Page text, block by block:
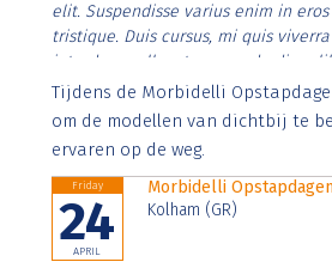
elit. Suspendisse varius enim in
tristique. Duis cursus, mi quis
interdum nulla, ut commodo diam
Aenean faucibus nibh et justo
imperdiet. Nunc ut sem vitae risus
Tijdens de Morbidelli
om de modellen van dichtbij te
ervaren op de weg.
Friday
24
APRIL
Morbidelli
Kolham (GR)